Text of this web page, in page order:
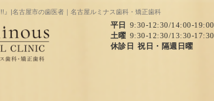
』|名古屋市の歯医者｜名古屋ルミナス歯科・矯正歯科
平日
9:30-12:30/14:00-19:00
土曜 9:30-12:30/13:30-17:30
休診日
祝日・隔週日曜